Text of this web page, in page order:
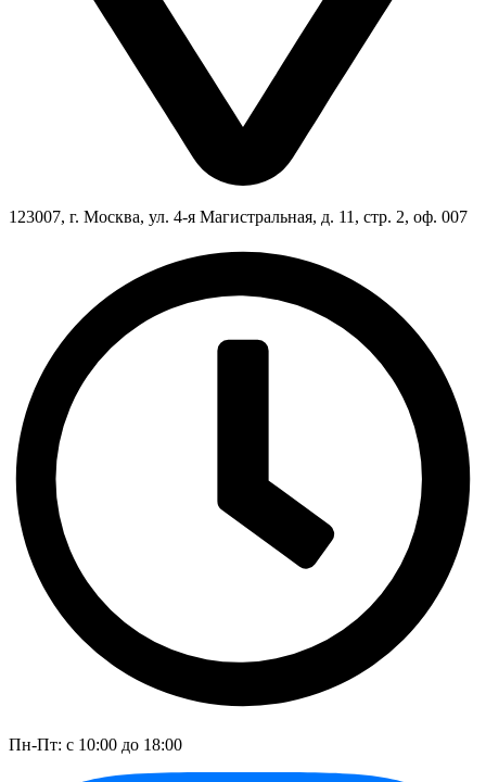
123007, г. Москва, ул. 4-я Магистральная, д. 11, стр. 2, оф. 007
Пн-Пт: с 10:00 до 18:00